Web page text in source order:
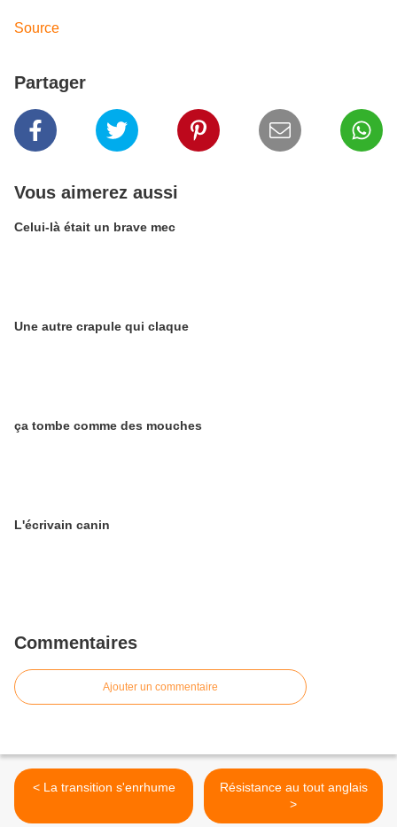
Source
Partager
Vous aimerez aussi
Celui-là était un brave mec
Une autre crapule qui claque
ça tombe comme des mouches
L'écrivain canin
Commentaires
Ajouter un commentaire
< La transition s'enrhume
Résistance au tout anglais
>